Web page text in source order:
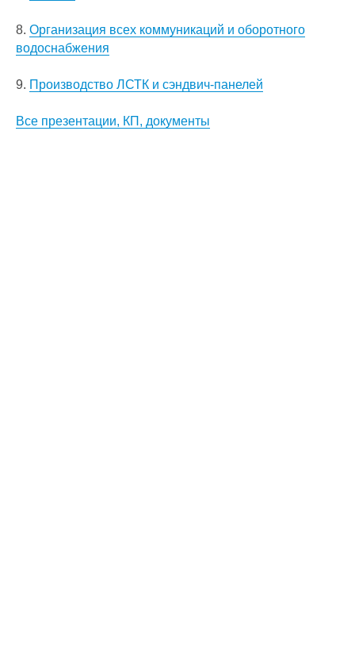
8. Организация всех коммуникаций и оборотного
водоснабжения
9. Производство ЛСТК и сэндвич-панелей
Все презентации, КП, документы